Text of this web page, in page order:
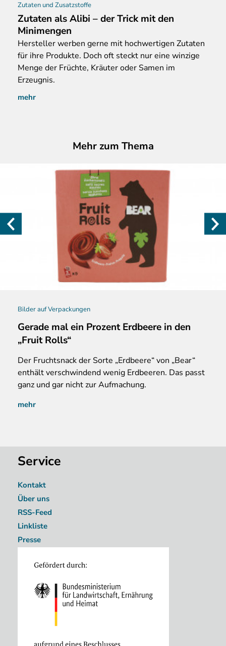
Zutaten und Zusatzstoffe
Zutaten als Alibi – der Trick mit den
Minimengen
Herstellerwerben gerne mit hochwertigen Zutaten
für ihre Produkte. Doch oft steckt nur eine winzige
Menge der Früchte, Kräuter oder Samen im
Erzeugnis.
mehr
Mehr zum Thema
Bilder auf Verpackungen
Gerade mal ein Prozent Erdbeere in den
„Fruit Rolls“
Der Fruchtsnack der Sorte „Erdbeere“ von „Bear“
enthält verschwindend wenig Erdbeeren. Das passt
ganz und gar nicht zur Aufmachung.
mehr
Service
Kontakt
Über uns
RSS-Feed
Linkliste
Presse